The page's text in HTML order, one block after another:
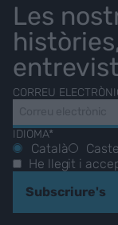
Les
CORREU
IDIOMA*
Català
He llegit i
Subscriure's